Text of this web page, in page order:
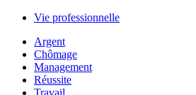
Vie professionnelle
Argent
Chômage
Management
Réussite
Travail